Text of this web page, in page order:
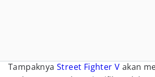
TampaknyaStreet Fighter V akan